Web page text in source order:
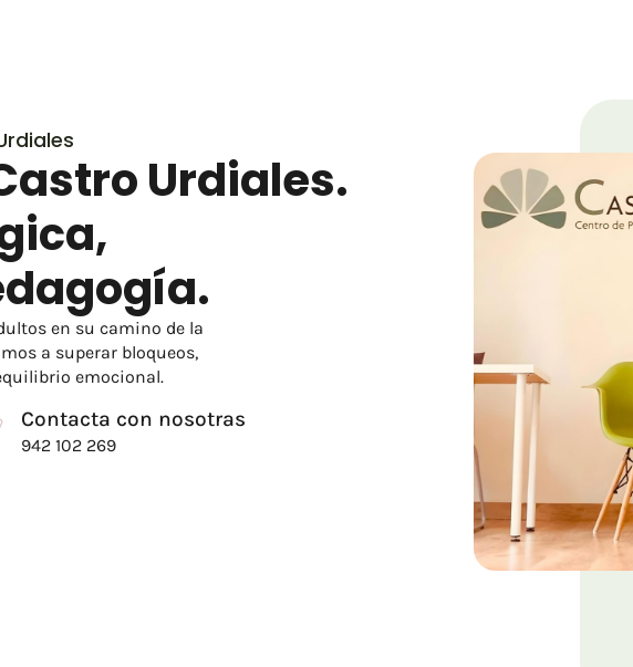
Urdiales.
en su camino de la
a superar bloqueos,
emocional.
Contacta con nosotras
942 102 269